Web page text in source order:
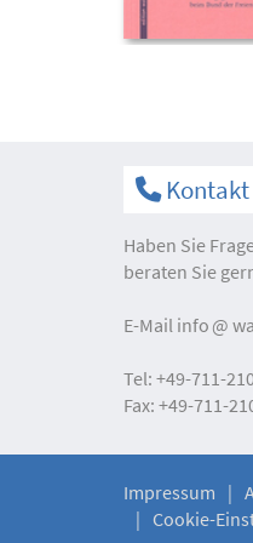
Kontakt
Haben Sie
beraten Sie
E-Mail info
Tel: +49-711-
Fax: +49-711-
Impressum
Cookie-